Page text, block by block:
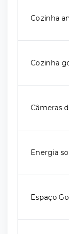
Cozinha
Cozinha
Câmeras
Energia
Espaço